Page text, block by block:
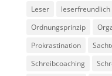
Leser
leserfreundlich
Ordnungsprinzip
Prokrastination
Schreibcoaching